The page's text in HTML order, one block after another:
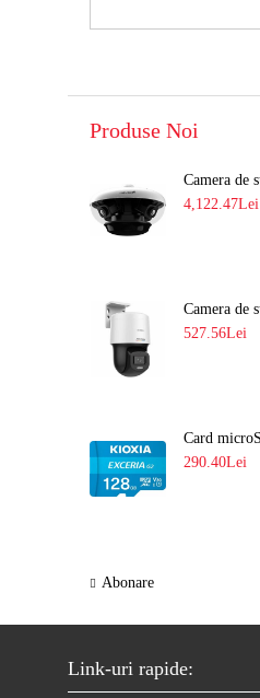
Produse Noi
4,122.47Lei
527.56Lei
290.40Lei
Abonare
Link-uri rapide: